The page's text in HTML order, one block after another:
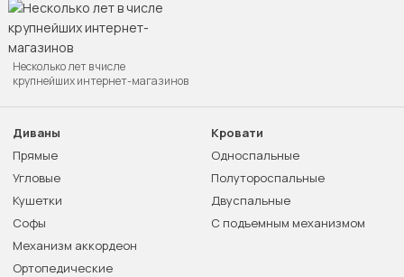
Несколько лет в числе
крупнейших интернет-магазинов
Диваны
Прямые
Угловые
Кушетки
Софы
Механизм аккордеон
Ортопедические
Кровати
Односпальные
Полутороспальные
Двуспальные
С подъемным механизмом